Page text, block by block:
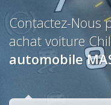
Contactez-Nous
achat voiture
automobile